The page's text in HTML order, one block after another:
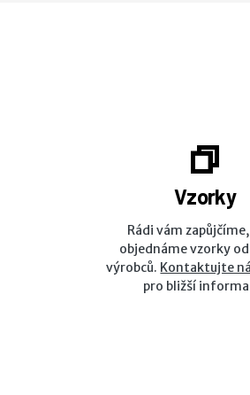
Vzorky
Rádi vám
objednáme vzorky
výrobců. Kontaktujte
pro bližší